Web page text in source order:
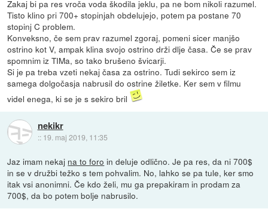
Zakaj bi pa res vroča voda škodila jeklu, pa ne bom nikoli razumel.
Tisto klino pri 700+ stopinjah obdelujejo, potem pa postane 70
stopinj C problem.
Konveksno, če sem prav razumel zgoraj, pomeni sicer manjšo
ostrino kot V, ampak klina svojo ostrino drži dlje časa. Če se prav
spomnim iz TIMa, so tako brušeno švicarji.
Si je pa treba vzeti nekaj časa za ostrino. Tudi sekirco sem iz
samega dolgočasja nabrusil do ostrine žiletke. Ker sem v filmu
videl enega, ki se je s sekiro bril
nekikr
:: 19. maj 2019, 11:35
Jaz imam nekaj na to foro in deluje odlično. Je pa res, da ni 700$
in se v družbi težko s tem pohvalim. No, lahko se pa tule, ker smo
itak vsi anonimni. Če kdo želi, mu ga prepakiram in prodam za
700$, da bo potem bolje nabrusilo.